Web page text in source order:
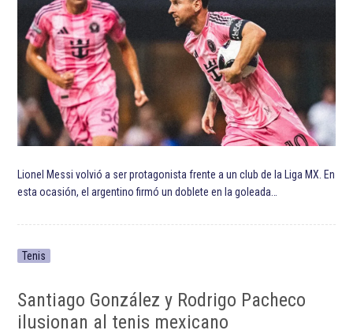
Lionel Messi volvió a ser protagonista frente a un club de la Liga MX. En
esta ocasión, el argentino firmó un doblete en la goleada…
Tenis
Santiago González y Rodrigo Pacheco
ilusionan al tenis mexicano